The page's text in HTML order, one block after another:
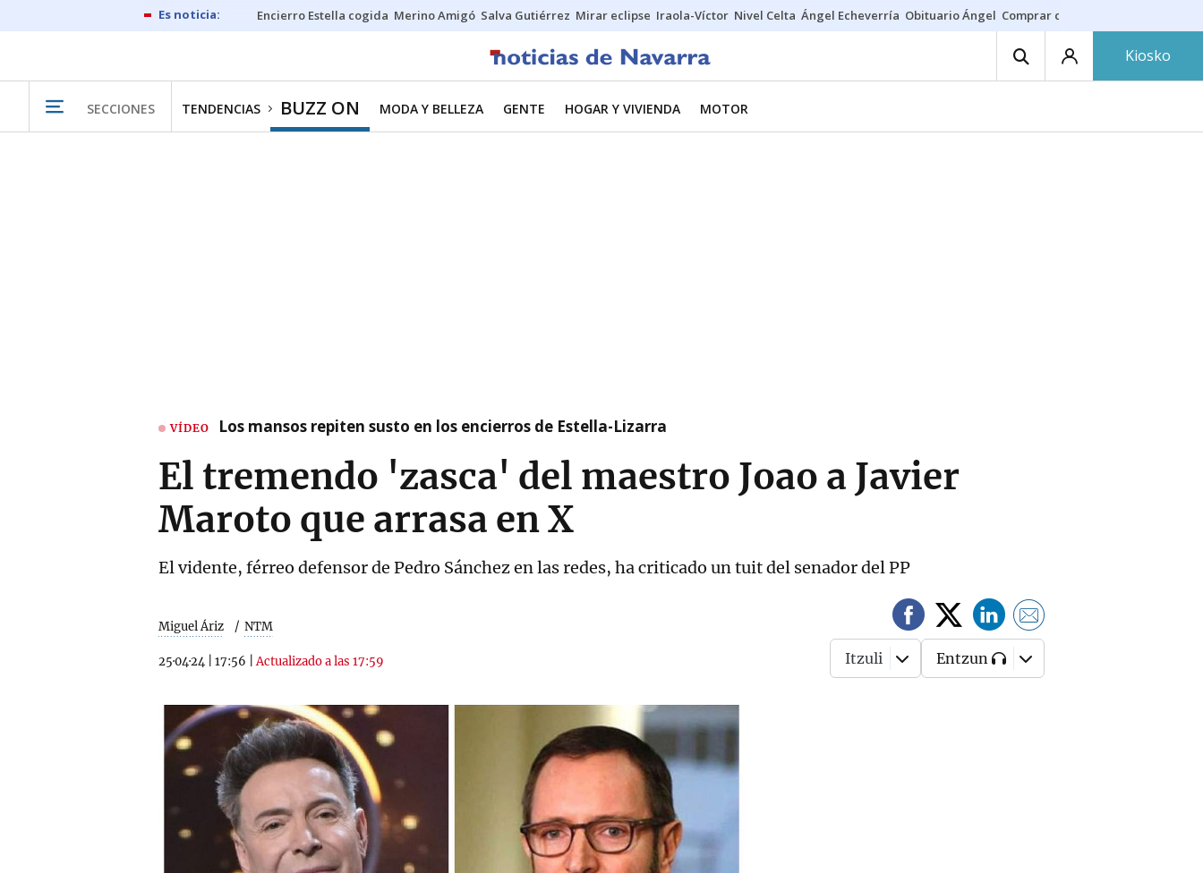
Encierro Estella cogida Merino Amigó Salva Gutiérrez Mirar eclipse Iraola-Víctor Nivel Celta Ángel Echeverría Obituario Ángel Comprar casa
Kiosko
SECCIONES TENDENCIAS BUZZ ON MODA Y BELLEZA GENTE HOGAR Y VIVIENDA MOTOR
VÍDEO Los mansos repiten susto en los encierros de Estella-Lizarra
El tremendo 'zasca' del maestro Joao a Javier
Maroto que arrasa en X
El vidente, férreo defensor de Pedro Sánchez en las redes, ha criticado un tuit del senador del PP
Miguel Áriz NTM
25·04·24 17:56 |Actualizado a las 17:59 Itzuli Entzun